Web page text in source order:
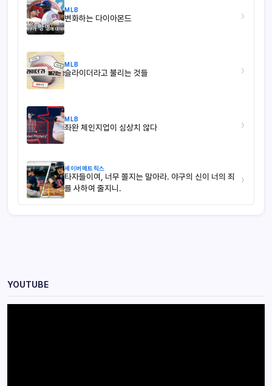
MLB
변화하는 다이아몬드 ›
MLB
슬라이더라고 불리는 것들 ›
MLB
좌완 체인지업이 심상치 않다 ›
세이버메트릭스
타자들이여, 너무 쫄지는 말아라. 야구의 신이 너의 죄
를 사하여 줄지니.
›
YOUTUBE